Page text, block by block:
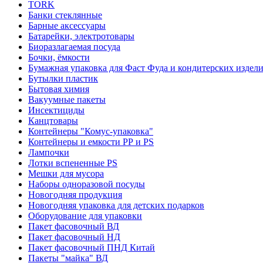
TORK
Банки стеклянные
Барные аксессуары
Батарейки, электротовары
Биоразлагаемая посуда
Бочки, ёмкости
Бумажная упаковка для Фаст Фуда и кондитерских
Бутылки пластик
Бытовая химия
Вакуумные пакеты
Инсектициды
Канцтовары
Контейнеры "Комус-упаковка"
Контейнеры и емкости РР и PS
Лампочки
Лотки вспененные PS
Мешки для мусора
Наборы одноразовой посуды
Новогодняя продукция
Новогодняя упаковка для детских подарков
Оборудование для упаковки
Пакет фасовочный ВД
Пакет фасовочный НД
Пакет фасовочный ПНД Китай
Пакеты "майка" ВД